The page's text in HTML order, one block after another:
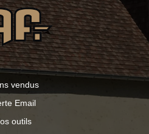
vendus
Email
outils